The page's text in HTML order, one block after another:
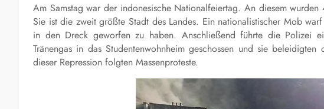
Am Samstag war der indonesische Nationalfeiertag. An diesem wurden
Sie ist die zweit größte Stadt des Landes. Ein nationalistischer Mob
in den Dreck geworfen zu haben. Anschließend führte die Polizei
Tränengas in das Studentenwohnheim geschossen und sie
dieser Repression folgten Massenproteste.